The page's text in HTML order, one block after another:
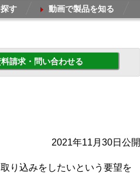
す 動画で製品を知る
料請求・問い合わせる
2021年11月30日公開
り込みをしたいという要望を